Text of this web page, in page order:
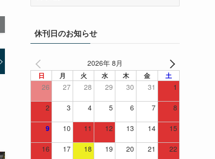
ブ休刊日のお知らせ
2026年 8月
日 月 火 水 木 金 土
26 27 28 29 30 31 1
2 3 4 5 6 7 8
9 10 11 12 13 14 15
16 17 18 19 20 21 22